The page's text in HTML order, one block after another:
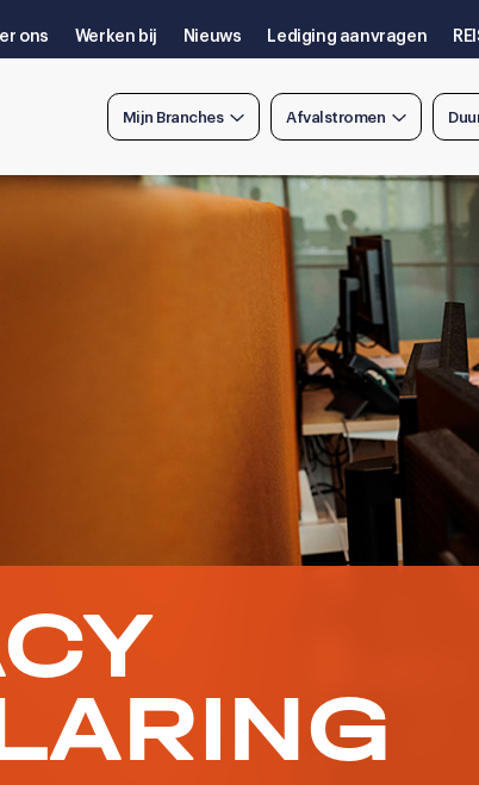
ons Werken bij Nieuws Lediging aanvragen
Mijn Branches Afvalstromen